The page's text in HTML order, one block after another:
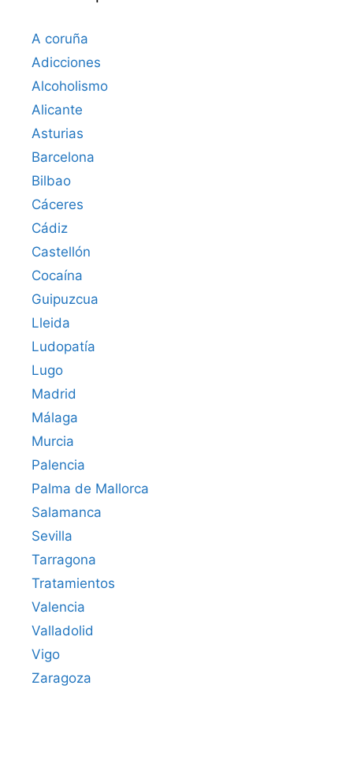
A coruña
Adicciones
Alcoholismo
Alicante
Asturias
Barcelona
Bilbao
Cáceres‎
Cádiz
Castellón
Cocaína
Guipuzcua
Lleida
Ludopatía
Lugo
Madrid
Málaga
Murcia
Palencia
Palma de Mallorca
Salamanca
Sevilla
Tarragona
Tratamientos
Valencia
Valladolid
Vigo
Zaragoza